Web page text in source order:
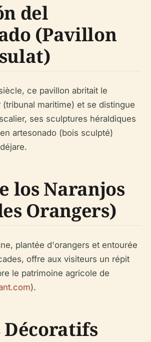
del
(Pavillon
ce pavillon abritait le
(tribunal maritime) et se distingue
ses sculptures héraldiques
artesonado (bois sculpté)
los Naranjos
Orangers)
plantée d'orangers et entourée
offre aux visiteurs un répit
le patrimoine agricole de
).